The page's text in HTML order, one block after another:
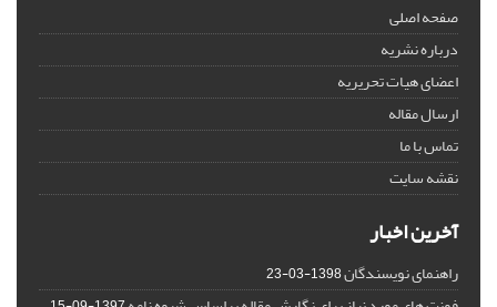
صفحه اصلی
درباره نشریه
اعضای هیات تحریریه
ارسال مقاله
تماس با ما
نقشه سایت
آخرین اخبار
راهنمای نویسندگان1398-03-23